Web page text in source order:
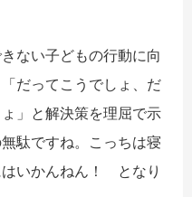
ない子どもの行動に向
だってこうでしょ、だ
」と解決策を理屈で示
駄ですね。こっちは寝
いかんねん！ となり